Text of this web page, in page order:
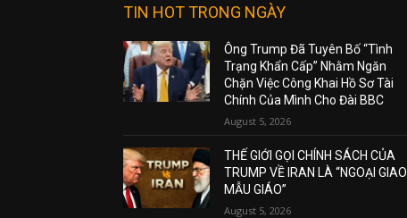
TIN HOT TRONG NGÀY
Ông Trump Đã Tuyên Bố “Tình
Trạng Khẩn Cấp” Nhằm Ngăn
Chặn Việc Công Khai Hồ Sơ Tài
Chính Của Mình Cho Đài BBC
August 5, 2026
THẾ GIỚI GỌI CHÍNH SÁCH CỦA
TRUMP VỀ IRAN LÀ “NGOẠI GIAO
MẪU GIÁO”
August 5, 2026